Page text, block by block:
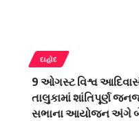
દાહોદ
9 ઓગસ્ટ વિશ્વ
તાલુકામાં શાંતિપૂર્ણ
સભાના આયોજન અંગે